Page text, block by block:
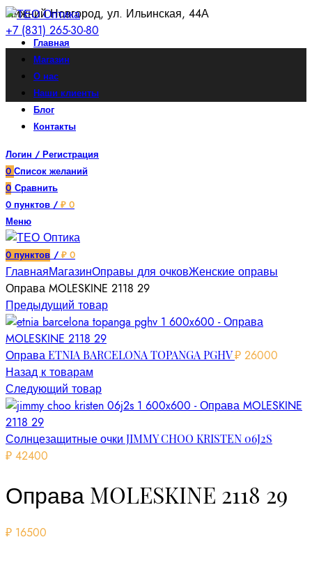
Нижний Новгород, ул. Ильинская, 44А
+7 (831) 265-30-80
Главная
Магазин
О нас
Наши клиенты
Блог
Контакты
Логин / Регистрация
0 Список желаний
0 Сравнить
0 пунктов / ₽ 0
Меню
0 пунктов / ₽ 0
Увеличить
ГлавнаяМагазинОправы для очковЖенские оправы
Оправа MOLESKINE 2118 29
Предыдущий товар
Оправа ETNIA BARCELONA TOPANGA PGHV₽ 26000
Назад к товарам
Следующий товар
Солнцезащитные очки JIMMY CHOO KRISTEN 06J2S
₽ 42400
Оправа MOLESKINE 2118 29
₽ 16500